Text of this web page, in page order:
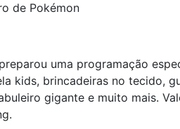
de Pokémon
uma programação
kids, brincadeiras no tecido,
gigante e muito mais.